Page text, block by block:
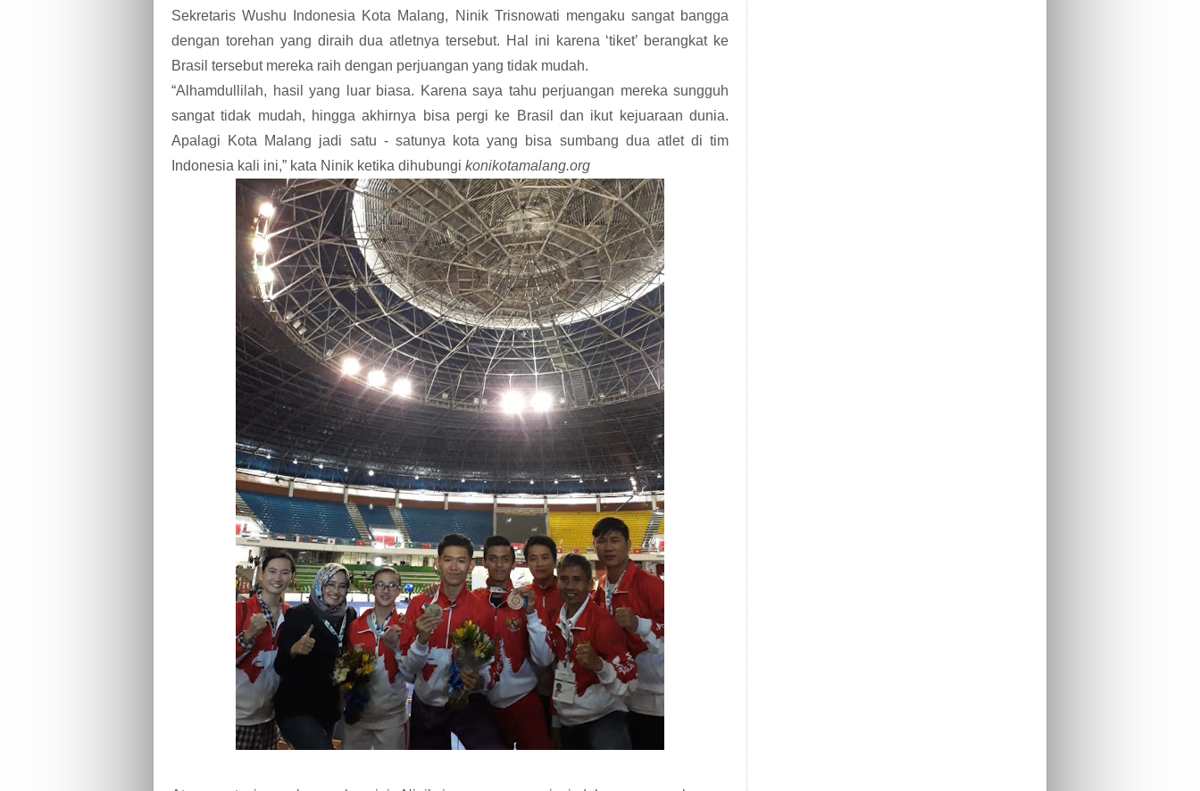
Sekretaris Wushu Indonesia Kota Malang, Ninik Trisnowati mengaku sangat bangga
dengan torehan yang diraih dua atletnya tersebut. Hal ini karena ‘tiket’ berangkat ke
Brasil tersebut mereka raih dengan perjuangan yang tidak mudah.
“Alhamdullilah, hasil yang luar biasa. Karena saya tahu perjuangan mereka sungguh
sangat tidak mudah, hingga akhirnya bisa pergi ke Brasil dan ikut kejuaraan dunia.
Apalagi Kota Malang jadi satu - satunya kota yang bisa sumbang dua atlet di tim
Indonesia kali ini,” kata Ninik ketika dihubungi konikotamalang.org